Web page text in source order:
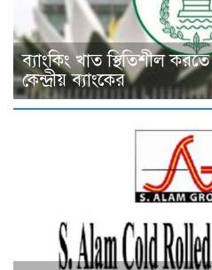
ব্যাংকিং খাত স্থিতিশীল
কেন্দ্রীয় ব্যাংকের